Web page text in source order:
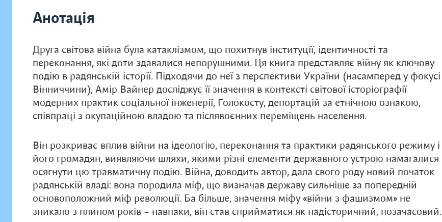
Анотація
Друга світова війна була катаклізмом, що похитнув інституції, ідентичності та
переконання, які доти здавалися непорушними. Ця книга представляє війну як ключову
подію в радянській історії. Підходячи до неї з перспективи України (насамперед у фокусі
Вінниччини), Амір Вайнер досліджує її значення в контексті світової історіографії
модерних практик соціальної інженерії, Голокосту, депортацій за етнічною ознакою,
співпраці з окупаційною владою та післявоєнних переміщень населення.
Він розкриває вплив війни на ідеологію, переконання та практики радянського режиму і
його громадян, виявляючи шляхи, якими різні елементи державного устрою намагалися
осягнути цю травматичну подію. Війна, доводить автор, дала свого роду новий початок
радянській владі: вона породила міф, що визначав державу сильніше за попередній
основоположний міф революції. Ба більше, значення міфу «війни з фашизмом» не
зникало з плином років – навпаки, він став сприйматися як надісторичний, позачасовий.